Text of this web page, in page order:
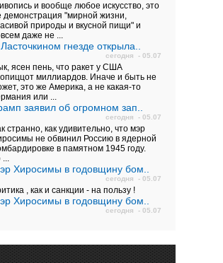
и вообще любое искусство, это
демонстрация "мирной жизни,
природы и вкусной пищи" и
даже не ...
гнезде открыла..
сегодня - 05.07
ясен пень, что ракет у США
миллиардов. Иначе и быть не
это же Америка, а не какая-то
или ...
заявил об огромном зап..
сегодня - 05.07
странно, как удивительно, что мэр
не обвинил Россию в ядерной
в памятном 1945 году.
...
Хиросимы в годовщину бом..
сегодня - 05.07
, как и санкции - на пользу !
Хиросимы в годовщину бом..
сегодня - 05.07